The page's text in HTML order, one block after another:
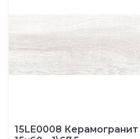
15LE0008